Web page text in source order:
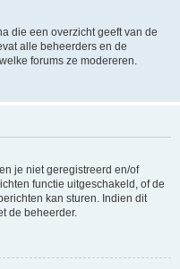
die een overzicht geeft van de
alle beheerders en de
forums ze modereren.
je niet geregistreerd en/of
functie uitgeschakeld, of de
kan sturen. Indien dit
de beheerder.